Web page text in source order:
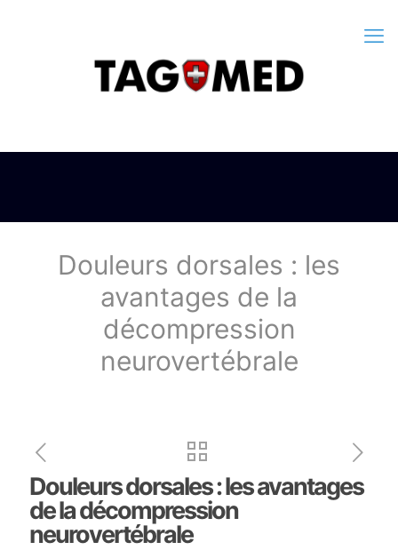
Douleurs dorsales : les
avantages de la
décompression
neurovertébrale
Douleurs dorsales : les avantages
de la décompression
neurovertébrale